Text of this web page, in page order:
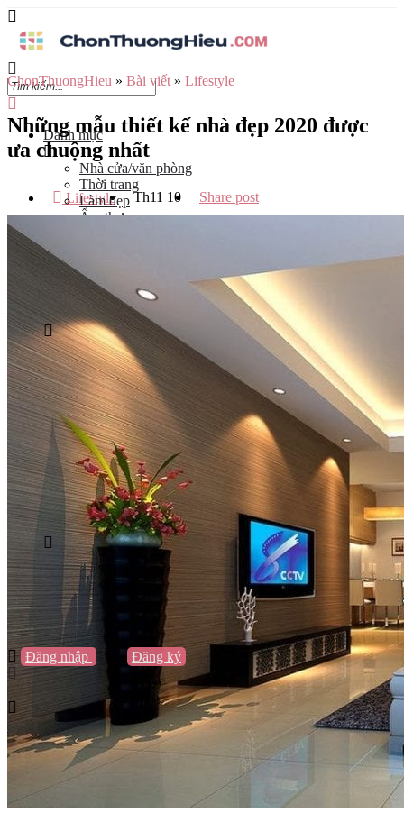
Danh mục
Nhà cửa/văn phòng
Thời trang
Làm đẹp
Ẩm thực
Du lịch
Kinh Doanh
Tỉnh
Hà Nội
Tp Hồ Chí Minh
Đà Nẵng
Hải Phòng
Vũng Tàu
Nha Trang
Đà Lạt
Cần Thơ
Quy Nhơn
Thừa Thiên Huế
Khác…
Blog
Sách / Truyện
Lifestyle
Giải trí
Thương hiệu
Tạo thương hiệu
Đăng nhập
hoặc Đăng ký
Tạo thương hiệu
ChonThuongHieu»Bài viết » Lifestyle
Những mẫu thiết kế nhà đẹp 2020 được
ưa chuộng nhất
Lifestyle Th11 10 Share post